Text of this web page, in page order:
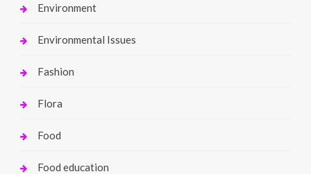
Environment
Environmental Issues
Fashion
Flora
Food
Food education